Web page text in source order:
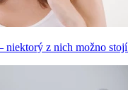
niektorý z nich možno